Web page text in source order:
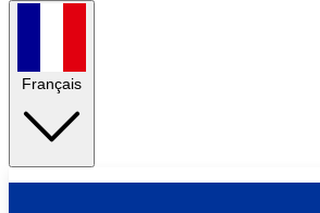
Français